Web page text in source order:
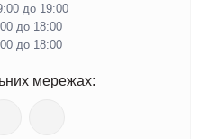
гравіювання.
до 19:00
до 18:00
до 18:00
мережах: